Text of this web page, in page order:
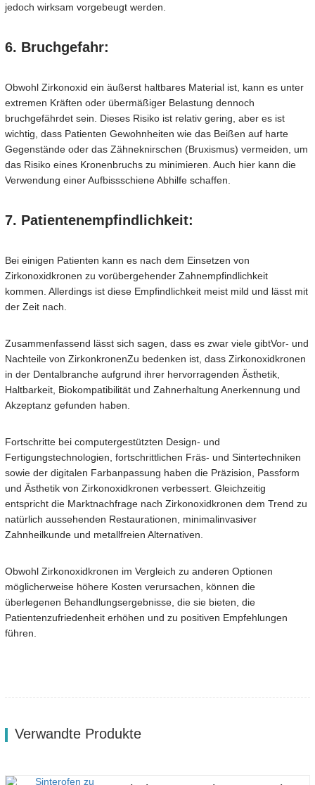
jedoch wirksam vorgebeugt werden.
6. Bruchgefahr:
Obwohl Zirkonoxid ein äußerst haltbares Material ist, kann es unter
extremen Kräften oder übermäßiger Belastung dennoch
bruchgefährdet sein. Dieses Risiko ist relativ gering, aber es ist
wichtig, dass Patienten Gewohnheiten wie das Beißen auf harte
Gegenstände oder das Zähneknirschen (Bruxismus) vermeiden, um
das Risiko eines Kronenbruchs zu minimieren. Auch hier kann die
Verwendung einer Aufbissschiene Abhilfe schaffen.
7. Patientenempfindlichkeit:
Bei einigen Patienten kann es nach dem Einsetzen von
Zirkonoxidkronen zu vorübergehender Zahnempfindlichkeit
kommen. Allerdings ist diese Empfindlichkeit meist mild und lässt mit
der Zeit nach.
Zusammenfassend lässt sich sagen, dass es zwar viele gibtVor- und
Nachteile von ZirkonkronenZu bedenken ist, dass Zirkonoxidkronen
in der Dentalbranche aufgrund ihrer hervorragenden Ästhetik,
Haltbarkeit, Biokompatibilität und Zahnerhaltung Anerkennung und
Akzeptanz gefunden haben.
Fortschritte bei computergestützten Design- und
Fertigungstechnologien, fortschrittlichen Fräs- und Sintertechniken
sowie der digitalen Farbanpassung haben die Präzision, Passform
und Ästhetik von Zirkonoxidkronen verbessert. Gleichzeitig
entspricht die Marktnachfrage nach Zirkonoxidkronen dem Trend zu
natürlich aussehenden Restaurationen, minimalinvasiver
Zahnheilkunde und metallfreien Alternativen.
Obwohl Zirkonoxidkronen im Vergleich zu anderen Optionen
möglicherweise höhere Kosten verursachen, können die
überlegenen Behandlungsergebnisse, die sie bieten, die
Patientenzufriedenheit erhöhen und zu positiven Empfehlungen
führen.
Verwandte Produkte